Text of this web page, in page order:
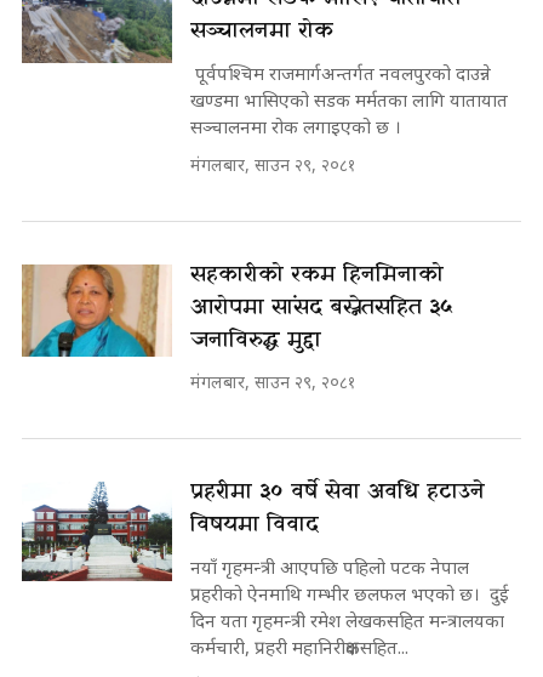
सञ्चालनमा रोक
पूर्वपश्चिम राजमार्गअन्तर्गत नवलपुरको दाउन्ने
खण्डमा भासिएको सडक मर्मतका लागि यातायात
सञ्चालनमा रोक लगाइएको छ ।
मंगलबार, साउन २९, २०८१
सहकारीको रकम हिनमिनाको
आरोपमा सांसद बस्नेतसहित ३५
जनाविरुद्ध मुद्दा
मंगलबार, साउन २९, २०८१
प्रहरीमा ३० वर्षे सेवा अवधि हटाउने
विषयमा विवाद
नयाँ गृहमन्त्री आएपछि पहिलो पटक नेपाल
प्रहरीको ऐनमाथि गम्भीर छलफल भएको छ। दुई
दिन यता गृहमन्त्री रमेश लेखकसहित मन्त्रालयका
कर्मचारी, प्रहरी महानिरीक्षकसहित...